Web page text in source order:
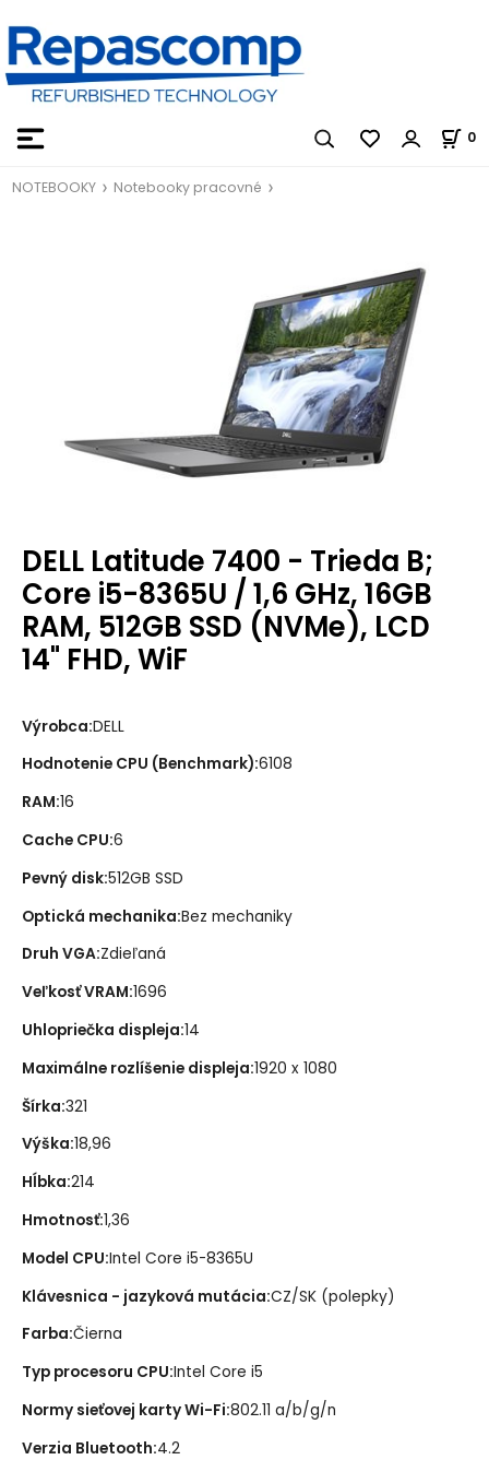
0
NOTEBOOKY Notebooky pracovné
DELL Latitude 7400 - Trieda B;
Core i5-8365U / 1,6 GHz, 16GB
RAM, 512GB SSD (NVMe), LCD
14" FHD, WiF
Výrobca:DELL
Hodnotenie CPU (Benchmark):6108
RAM:16
Cache CPU:6
Pevný disk:512GB SSD
Optická mechanika:Bez mechaniky
Druh VGA:Zdieľaná
Veľkosť VRAM:1696
Uhlopriečka displeja:14
Maximálne rozlíšenie displeja:1920 x 1080
Šírka:321
Výška:18,96
Hĺbka:214
Hmotnosť:1,36
Model CPU:Intel Core i5-8365U
Klávesnica - jazyková mutácia:CZ/SK (polepky)
Farba:Čierna
Typ procesoru CPU:Intel Core i5
Normy sieťovej karty Wi-Fi:802.11 a/b/g/n
Verzia Bluetooth:4.2